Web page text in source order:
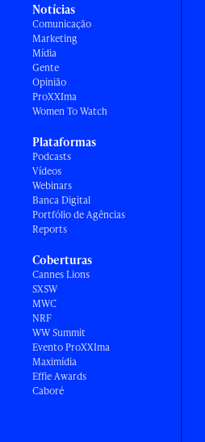
Notícias
Comunicação
Marketing
Mídia
Gente
Opinião
ProXXIma
Women To Watch
Plataformas
Podcasts
Vídeos
Webinars
Banca Digital
Portfólio de Agências
Reports
Coberturas
Cannes Lions
SXSW
MWC
NRF
WW Summit
Evento ProXXIma
Maximídia
Effie Awards
Caboré